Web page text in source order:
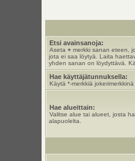
Etsi avainsanoja:
Aseta +merkki sanan eteen,
jota ei saa löytyä. Laita
yhden sanan on löydyttävä.
Hae käyttäjätunnuksella:
Käytä *-merkkiä
Hae alueittain:
Valitse alue tai alueet, josta
alapuolelta.